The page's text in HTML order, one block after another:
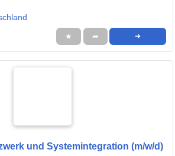
★ ➦ ➜
und Systemintegration (m/w/d)